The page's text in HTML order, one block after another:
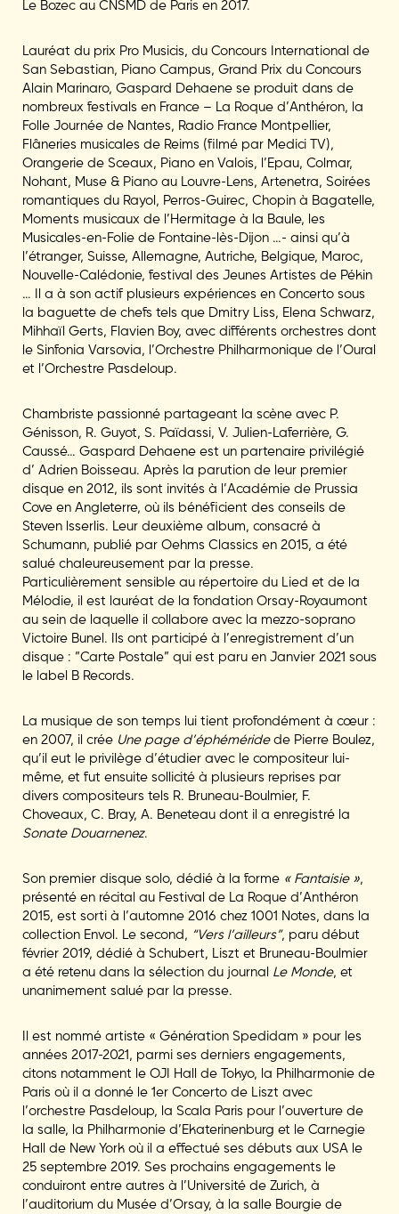
Le Bozec au CNSMD de Paris en 2017.
Lauréat du prix Pro Musicis, du Concours International de
San Sebastian, Piano Campus, Grand Prix du Concours
Alain Marinaro, Gaspard Dehaene se produit dans de
nombreux festivals en France – La Roque d’Anthéron, la
Folle Journée de Nantes, Radio France Montpellier,
Flâneries musicales de Reims (filmé par Medici TV),
Orangerie de Sceaux, Piano en Valois, l’Epau, Colmar,
Nohant, Muse & Piano au Louvre-Lens, Artenetra, Soirées
romantiques du Rayol, Perros-Guirec, Chopin à Bagatelle,
Moments musicaux de l’Hermitage à la Baule, les
Musicales-en-Folie de Fontaine-lès-Dijon …- ainsi qu’à
l’étranger, Suisse, Allemagne, Autriche, Belgique, Maroc,
Nouvelle-Calédonie, festival des Jeunes Artistes de Pékin
… Il a à son actif plusieurs expériences en Concerto sous
la baguette de chefs tels que Dmitry Liss, Elena Schwarz,
Mihhaïl Gerts, Flavien Boy, avec différents orchestres dont
le Sinfonia Varsovia, l’Orchestre Philharmonique de l’Oural
et l’Orchestre Pasdeloup.
Chambriste passionné partageant la scène avec P.
Génisson, R. Guyot, S. Païdassi, V. Julien-Laferrière, G.
Caussé… Gaspard Dehaene est un partenaire privilégié
d’ Adrien Boisseau. Après la parution de leur premier
disque en 2012, ils sont invités à l’Académie de Prussia
Cove en Angleterre, où ils bénéficient des conseils de
Steven lsserlis. Leur deuxième album, consacré à
Schumann, publié par Oehms Classics en 2015, a été
salué chaleureusement par la presse.
Particulièrement sensible au répertoire du Lied et de la
Mélodie, il est lauréat de la fondation Orsay-Royaumont
au sein de laquelle il collabore avec la mezzo-soprano
Victoire Bunel. Ils ont participé à l’enregistrement d’un
disque : ”Carte Postale” qui est paru en Janvier 2021 sous
le label B Records.
La musique de son temps lui tient profondément à cœur :
en 2007, il crée Une page d’éphéméridede Pierre Boulez,
qu’il eut le privilège d’étudier avec le compositeur lui-
même, et fut ensuite sollicité à plusieurs reprises par
divers compositeurs tels R. Bruneau-Boulmier, F.
Choveaux, C. Bray, A. Beneteau dont il a enregistré la
Sonate Douarnenez.
Son premier disque solo, dédié à la forme « Fantaisie »,
présenté en récital au Festival de La Roque d’Anthéron
2015, est sorti à l’automne 2016 chez 1001 Notes, dans la
collection Envol. Le second, “Vers l’ailleurs”, paru début
février 2019, dédié à Schubert, Liszt et Bruneau-Boulmier
a été retenu dans la sélection du journal Le Monde, et
unanimement salué par la presse.
Il est nommé artiste « Génération Spedidam » pour les
années 2017-2021, parmi ses derniers engagements,
citons notamment le OJI Hall de Tokyo, la Philharmonie de
Paris où il a donné le 1er Concerto de Liszt avec
l’orchestre Pasdeloup, la Scala Paris pour l’ouverture de
la salle, la Philharmonie d’Ekaterinenburg et le Carnegie
Hall de New York où il a effectué ses débuts aux USA le
25 septembre 2019. Ses prochains engagements le
conduiront entre autres à l’Université de Zurich, à
l’auditorium du Musée d’Orsay, à la salle Bourgie de